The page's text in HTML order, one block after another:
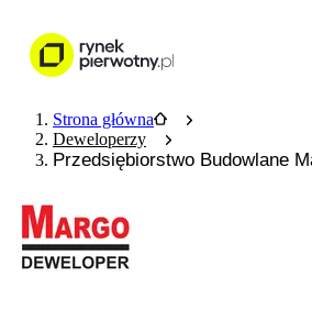
Strona główna
Deweloperzy
Przedsiębiorstwo Budowlane